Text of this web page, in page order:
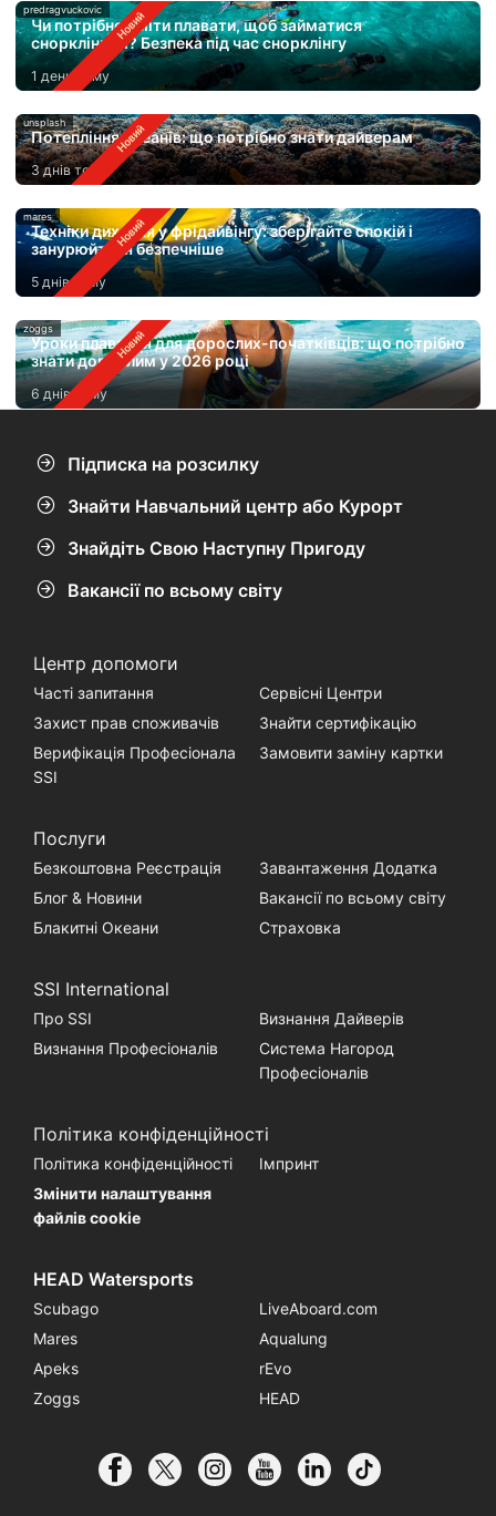
predragvuckovic
Чи потрібно вміти плавати, щоб займатися
снорклінгом? Безпека під час снорклінгу
1 день тому
unsplash
Потепління океанів: що потрібно знати дайверам
3 днів тому
mares
Техніки дихання у фрідайвінгу: зберігайте спокій і
занурюйтеся безпечніше
5 днів тому
zoggs
Уроки плавання для дорослих-початківців: що потрібно
знати дорослим у 2026 році
6 днів тому
Підписка на розсилку
Знайти Навчальний центр або Курорт
Знайдіть Свою Наступну Пригоду
Вакансії по всьому світу
Центр допомоги
Часті запитання
Сервісні Центри
Захист прав споживачів
Знайти сертифікацію
Верифікація Професіонала
SSI
Замовити заміну картки
Послуги
Безкоштовна Реєстрація
Завантаження Додатка
Блог & Новини
Вакансії по всьому світу
Блакитні Океани
Страховка
SSI International
Про SSI
Визнання Дайверів
Визнання Професіоналів
Система Нагород
Професіоналів
Політика конфіденційності
Політика конфіденційності
Імпринт
Змінити налаштування
файлів cookie
HEAD Watersports
Scubago
LiveAboard.com
Mares
Aqualung
Apeks
rEvo
Zoggs
HEAD